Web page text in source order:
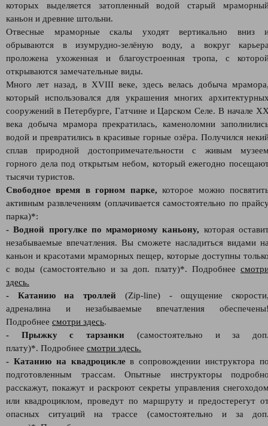
которых выделяется затопленный водой старый
каньон и древние штольни.
Отвесные мраморные скалы уходят вертикально вниз
обрываются в изумрудно-зелёную воду, а вокруг
проложена ухоженная и благоустроенная тропа, с
открываются замечательные виды.
Много лет назад, в XVIII веке, здесь велась добыча
который использовался для украшения многих
сооружений в Петербурге, Гатчине и Царском Селе. В начале
века добыча мрамора прекратилась, каменоломни
водой и превратились в красивые горные озёра. Получился
сплав природной достопримечательности с живым
горного дела под открытым небом, который ежегодно
тысячи туристов.
Свободное время в горном парке, которое можно
активным развлечениям (оплачивается самостоятельно по
парка)*:
- Водной прогулке по мраморному каньону, которая
незабываемые впечатления. Вы сможете насладиться видами
каньон и красотами мраморных пещер, которые доступны
с воды (самостоятельно и за доп. плату)*. Подробнее
здесь.
- Катанию на троллей (Zip-line) - ощущение
адреналина и незабываемые впечатления
Подробнее смотри здесь.
- Прыжку с тарзанки (самостоятельно и за
плату)*. Подробнее смотри здесь.
- Катанию на квадроциклев сопровождении инструктора
подготовленным трассам. Опытные инструкторы
расскажут, покажут и раскроют секреты управления
или квадроциклом, проведут по маршруту и предостерегут
опасных ситуаций на трассе (самостоятельно и за